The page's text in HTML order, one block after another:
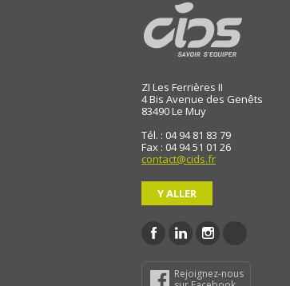
ZI Les Ferrières II
4 Bis Avenue des Genêts
83490Le Muy
Tél. : 04 94 81 83 79
Fax : 04 94 51 01 26
contact@cids.fr
Y ALLER
Rejoignez-nous